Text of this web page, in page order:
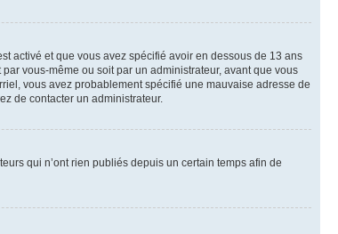
activé et que vous avez spécifié avoir en dessous de 13 ans
vous-même ou soit par un administrateur, avant que vous
vous avez probablement spécifié une mauvaise adresse de
de contacter un administrateur.
qui n’ont rien publiés depuis un certain temps afin de